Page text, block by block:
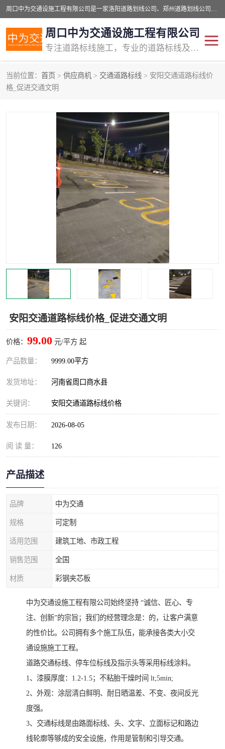
周口中为交通设施工程有限公司是一家洛阳道路划线公司、郑州道路划线公司、平顶山道路车位划线公司、开封车位划线公司、许昌道路车位划线公司、漯河道路车位划线公司，公司始终坚持“诚信、匠心、专注”的宗旨；我们的经营理念是：的服务。
周口中为交通设施工程有限公司
专注道路标线施工，专业的道路标线及交通设施施工服务商!
当前位置： 首页 > 供应商机 > 交通道路标线 > 安阳交通道路标线价
格_促进交通文明
安阳交通道路标线价格_促进交通文明
价格： 99.00 元/平方 起
产品数量： 9999.00平方
发货地址： 河南省周口商水县
关键词： 安阳交通道路标线价格
发布日期： 2026-08-05
阅 读 量： 126
产品描述
品牌 中为交通
规格 可定制
适用范围 建筑工地、市政工程
销售范围 全国
材质 彩钢夹芯板
中为交通设施工程有限公司始终坚持 “诚信、匠心、专
注、创新”的宗旨；我们的经营理念是：的，让客户满意
的性价比。公司拥有多个施工队伍，能承接各类大小交
通设施施工工程。
道路交通标线、停车位标线及指示头等采用标线涂料。
1、漆膜厚度：1.2-1.5；不粘胎干燥时间 lt;5min;
2、外观：涂层清白鲜明、耐日晒温差、不变、夜间反光
度强。
3、交通标线是由路面标线、头、文字、立面标记和路边
线轮廓等够成的安全设施，作用是管制和引导交通。
交通道路标线
道路标线划线 马路标线
道路划线